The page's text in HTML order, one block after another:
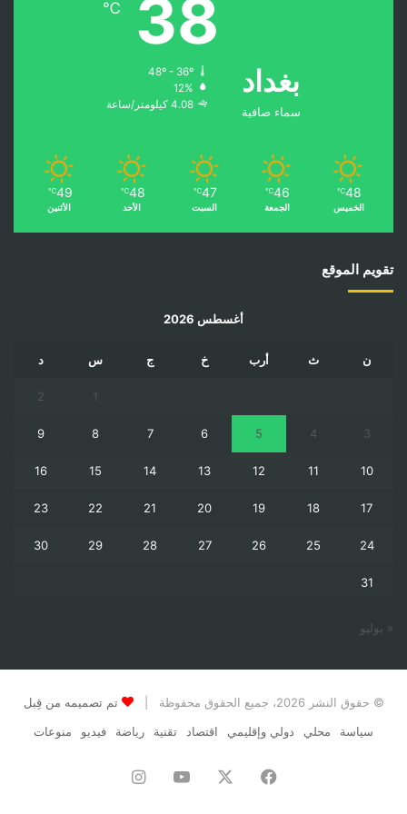
بغداد
سماء صافية
38
℃
48º - 36º
12%
4.08 كيلومتر/ساعة
48
℃
الخميس
46
℃
الجمعة
47
℃
السبت
48
℃
الأحد
49
℃
الأثنين
تقويم الموقع
أغسطس 2026
ن ث أرب خ ج س د
1
2
3
4
5
6
7
8
9
10
11
12
13
14
15
16
17
18
19
20
21
22
23
24
25
26
27
28
29
30
31
« يوليو
© حقوق النشر 2026، جميع الحقوق محفوظة |
تم تصميمه من قِبل
سياسة
محلي دولي وإقليمي اقتصاد تقنية رياضة فيديو منوعات
فيسبوك ‫YouTubeانستقرام